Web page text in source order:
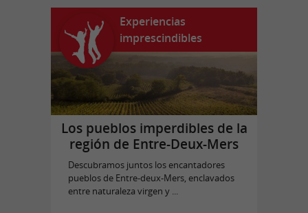
Experiencias
imprescindibles
Los pueblos imperdibles de la
región de Entre-Deux-Mers
Descubramos juntos los encantadores
pueblos de Entre-deux-Mers, enclavados
entre naturaleza virgen y ...